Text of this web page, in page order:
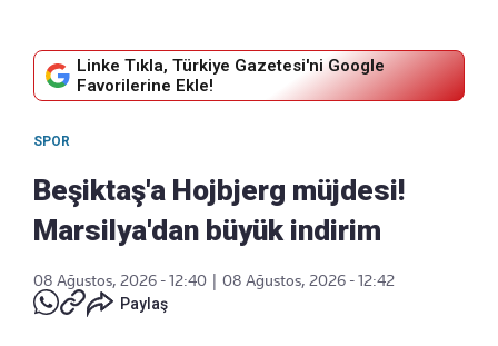
Linke Tıkla, Türkiye Gazetesi'ni Google
Favorilerine Ekle!
SPOR
Beşiktaş'a Hojbjerg müjdesi!
Marsilya'dan büyük indirim
08 Ağustos, 2026 - 12:40
08 Ağustos, 2026 - 12:42
Paylaş